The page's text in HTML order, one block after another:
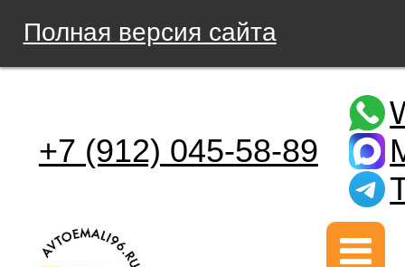
Полная версия сайта
+7 (912) 045-58-89